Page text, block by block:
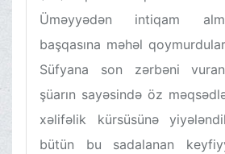
Üməyyədən intiqam
başqasına məhəl
Süfyana son zərbəni
şüarın sayəsində öz
xəlifəlik kürsüsünə
bütün bu sadalanan